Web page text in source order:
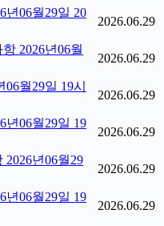
년06월29일 20
2026.06.29
2026년06월
2026.06.29
월29일 19시
2026.06.29
년06월29일 19
2026.06.29
년06월29
2026.06.29
년06월29일 19
2026.06.29